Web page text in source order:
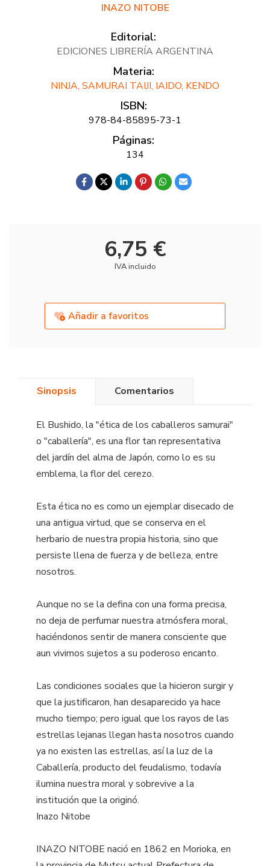
INAZO NITOBE
Editorial:
EDICIONES LIBRERÍA ARGENTINA
Materia:
NINJA, SAMURAI TAIJI, IAIDO, KENDO
ISBN:
978-84-85895-73-1
Páginas:
134
6,75 €
IVA incluido
Añadir a favoritos
Sinopsis Comentarios
El Bushido, la "ética de los caballeros samurai"
o "caballería", es una flor tan representativa
del jardín del alma de Japón, como lo es su
emblema, la flor del cerezo.
Esta ética no es como un ejemplar disecado de
una antigua virtud, que se conserva en el
herbario de nuestra propia historia, sino que
persiste llena de fuerza y de belleza, entre
nosotros.
Aunque no se la defina con una forma precisa,
no deja de perfumar nuestra atmósfera moral,
haciéndonos sentir de manera consciente que
aun vivimos sujetos a su poderoso encanto.
Las condiciones sociales que la hicieron surgir y
que la justificaron, han desaparecido ya hace
mucho tiempo; pero igual que los rayos de las
estrellas lejanas llegan hasta nosotros cuando
ya no existen las estrellas, así la luz de la
Caballería, producto del feudalismo, todavía
ilumina nuestra moral y sobrevive a la
institución que la originó.
Inazo Nitobe
INAZO NITOBE nació en 1862 en Morioka, en